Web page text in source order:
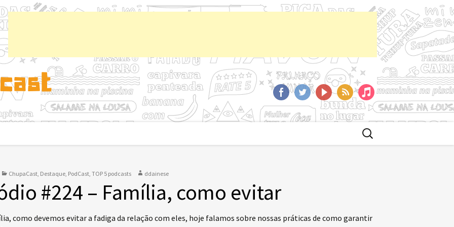
FacebookTwitterYoutTubeRSS iTunes
Buscar
por:
ChupaCast, Destaque, PodCast, TOP 5 podcasts ddainese
#224 – Família, como evitar
como devemos evitar a fadiga da relação com eles, hoje falamos sobre nossas práticas de como garantir